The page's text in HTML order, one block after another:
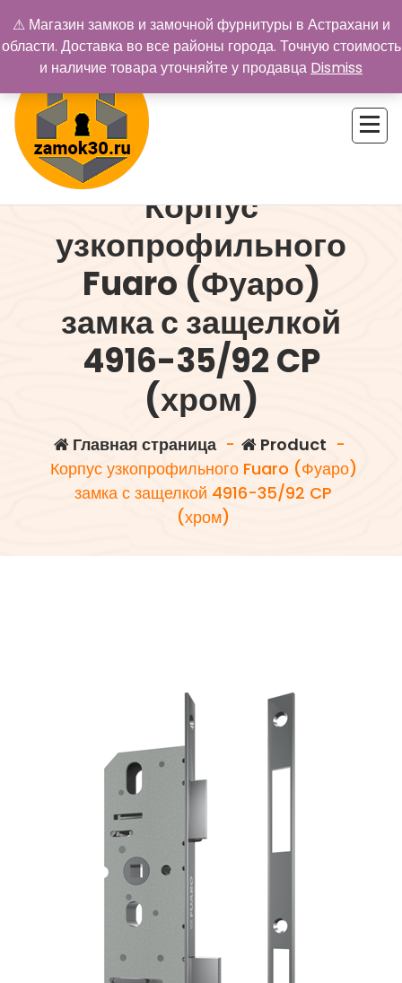
содержимому
Корпус
узкопрофильного
Fuaro (Фуаро)
замка с защелкой
4916-35/92 CP
(хром)
Главная страница - Product -
Корпус узкопрофильного Fuaro (Фуаро)
замка с защелкой 4916-35/92 CP
(хром)
⚠ Магазин замков и замочной фурнитуры в Астрахани и
области. Доставка во все районы города. Точную стоимость
и наличие товара уточняйте у продавца Dismiss